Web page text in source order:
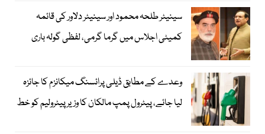
سینیٹر طلحہ محمود اور سینیٹر دلاور کی قائمہ
کمیٹی اجلاس میں گرما گرمی، لفظی گولہ باری
وعدے کے مطابق ڈیلی پرائسنگ میکانزم کا جائزہ
لیا جائے، پیٹرول پمپ مالکان کا وزیرپیٹرولیم کو خط